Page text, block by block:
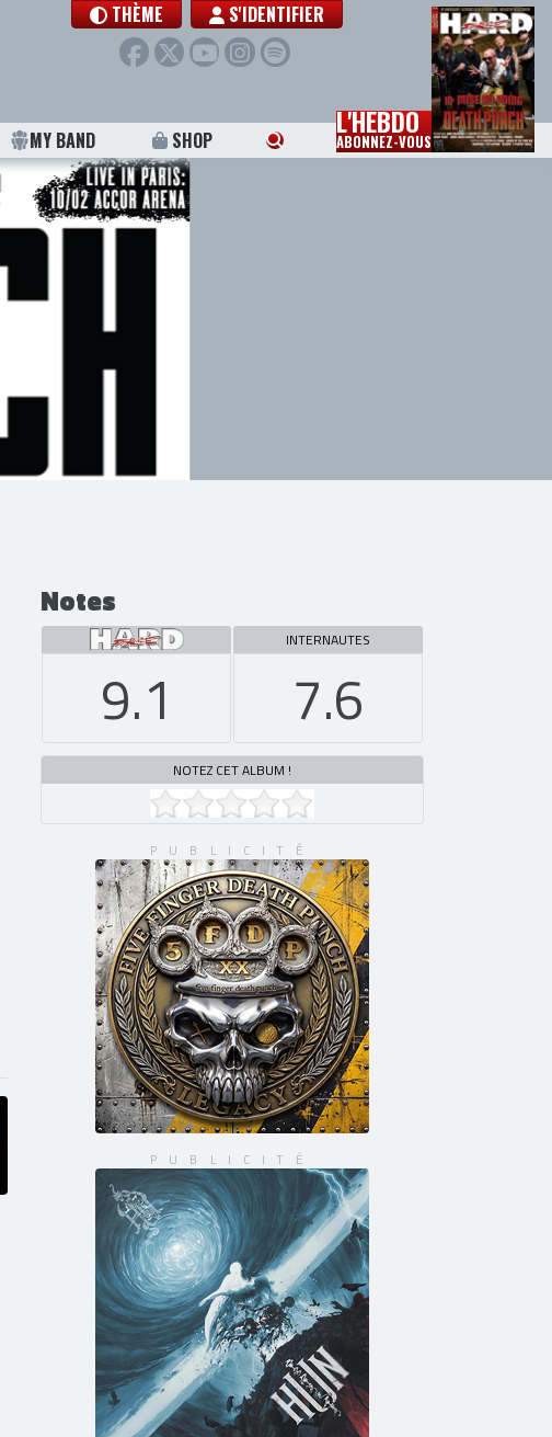
THÈME S'IDENTIFIER
MY BAND SHOP L'HEBDO
ABONNEZ-VOUS
Notes
9.1
INTERNAUTES
7.6
NOTEZ CET ALBUM !